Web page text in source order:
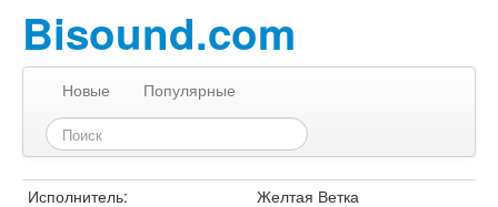
Bisound.com
Новые Популярные
Исполнитель:
Желтая Ветка